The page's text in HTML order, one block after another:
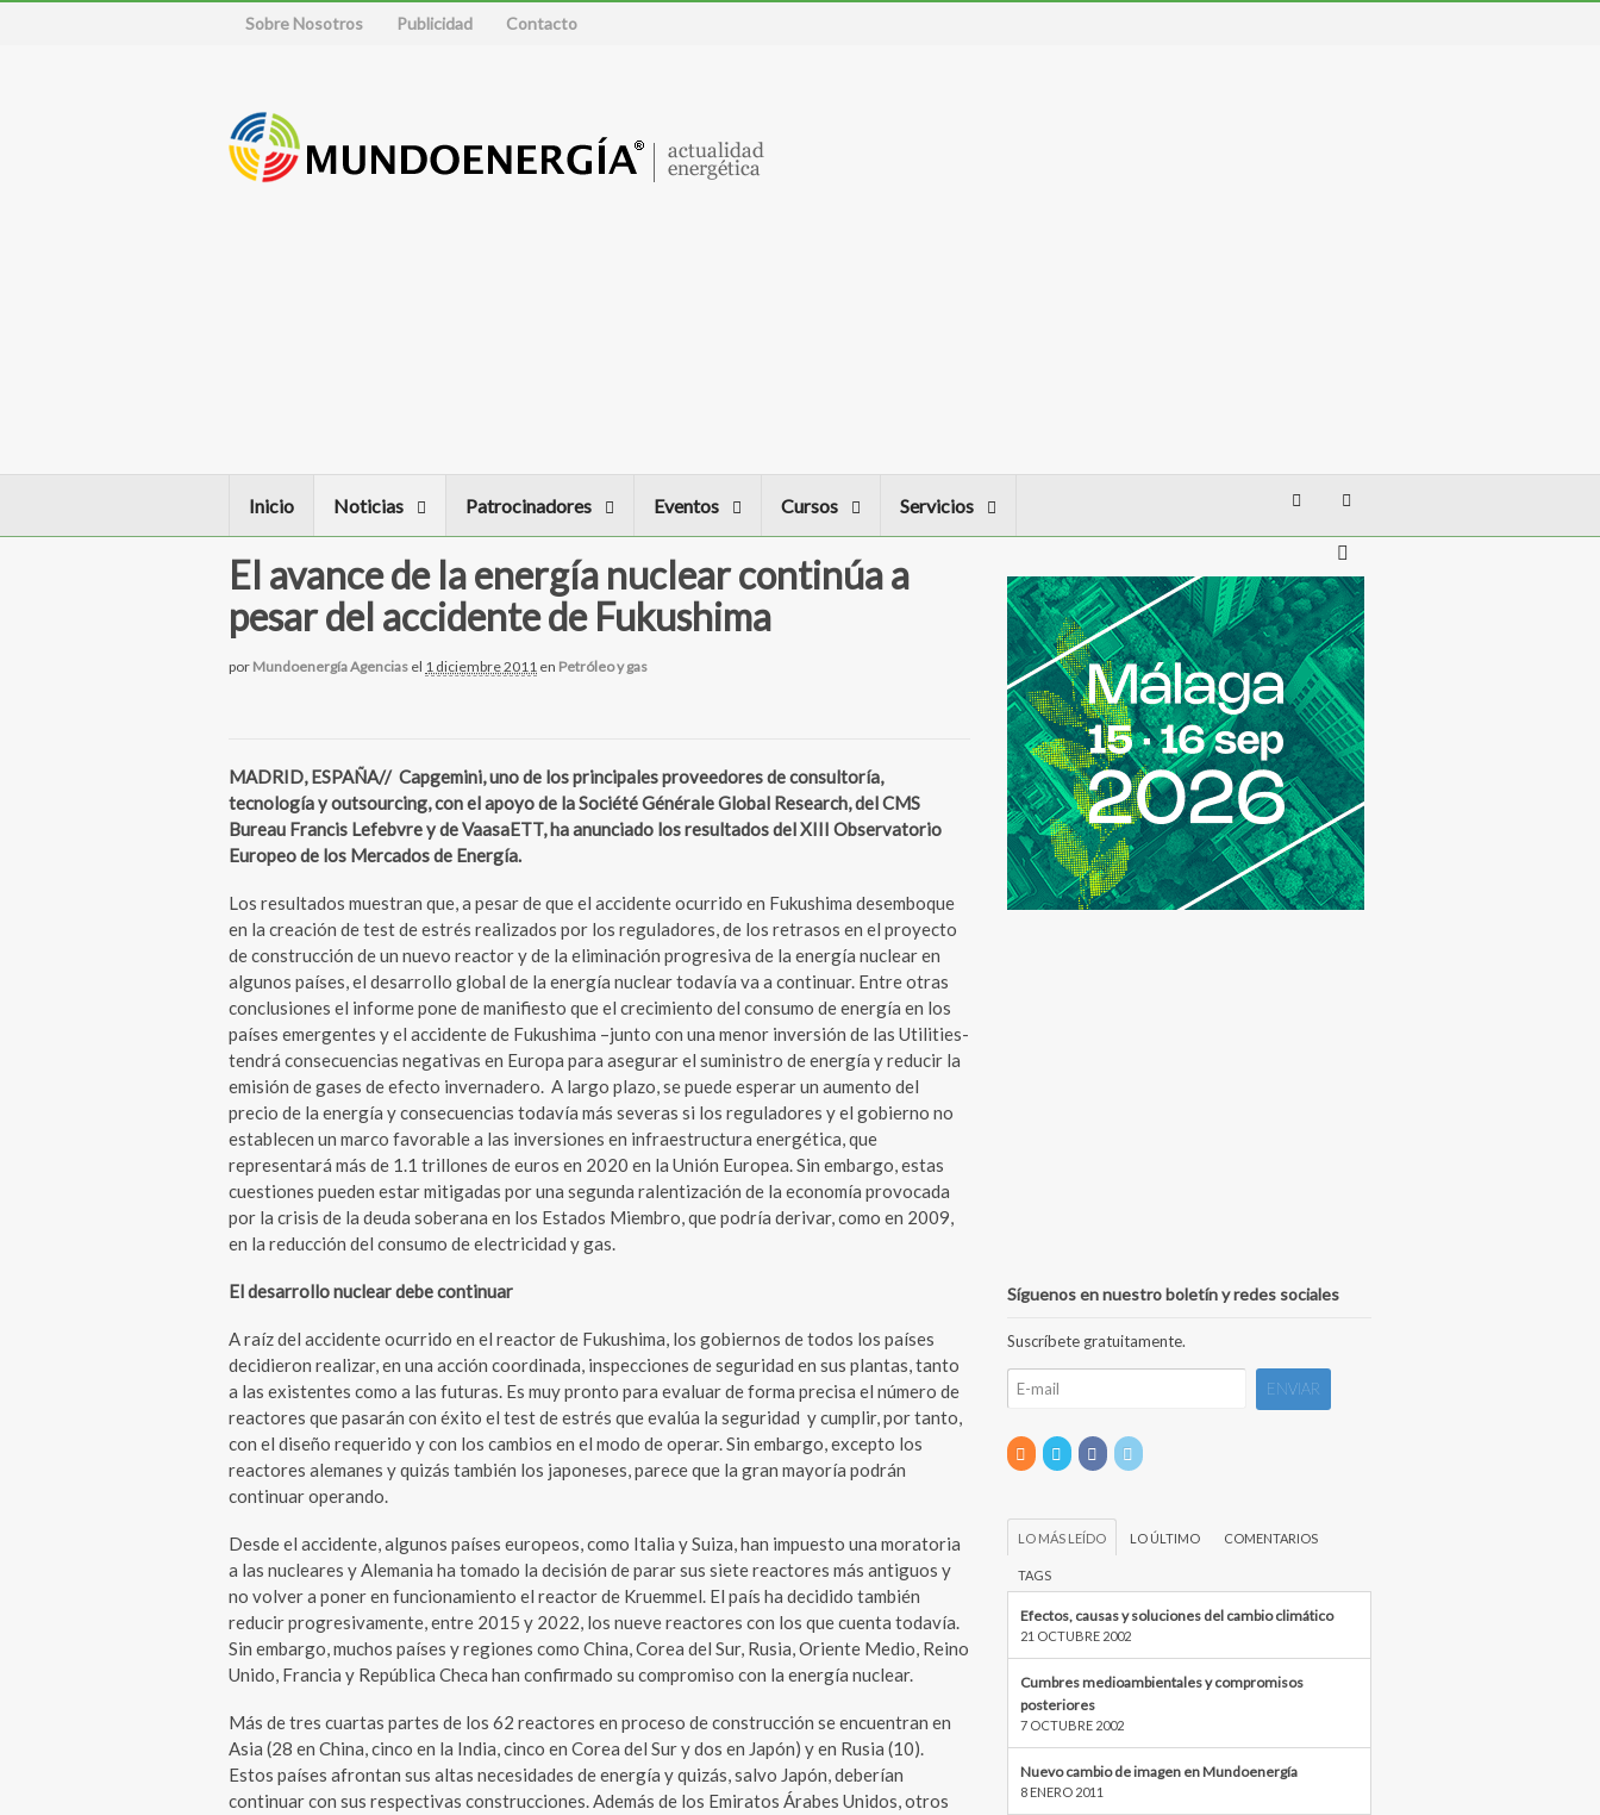
Sobre Nosotros Publicidad Contacto
Inicio Noticias Patrocinadores Eventos Cursos Servicios
El avance de la energía nuclear continúa a
pesar del accidente de Fukushima
por Mundoenergía Agencias el 1 diciembre 2011 en Petróleo y gas
MADRID, ESPAÑA// Capgemini, uno de los principales proveedores de consultoría,
tecnología y outsourcing, con el apoyo de la Société Générale Global Research, del CMS
Bureau Francis Lefebvre y de VaasaETT, ha anunciado los resultados del XIII Observatorio
Europeo de los Mercados de Energía.
Los resultados muestran que, a pesar de que el accidente ocurrido en Fukushima desemboque
en la creación de test de estrés realizados por los reguladores, de los retrasos en el proyecto
de construcción de un nuevo reactor y de la eliminación progresiva de la energía nuclear en
algunos países, el desarrollo global de la energía nuclear todavía va a continuar. Entre otras
conclusiones el informe pone de manifiesto que el crecimiento del consumo de energía en los
países emergentes y el accidente de Fukushima –junto con una menor inversión de las Utilities-
tendrá consecuencias negativas en Europa para asegurar el suministro de energía y reducir la
emisión de gases de efecto invernadero. A largo plazo, se puede esperar un aumento del
precio de la energía y consecuencias todavía más severas si los reguladores y el gobierno no
establecen un marco favorable a las inversiones en infraestructura energética, que
representará más de 1.1 trillones de euros en 2020 en la Unión Europea. Sin embargo, estas
cuestiones pueden estar mitigadas por una segunda ralentización de la economía provocada
por la crisis de la deuda soberana en los Estados Miembro, que podría derivar, como en 2009,
en la reducción del consumo de electricidad y gas.
El desarrollo nuclear debe continuar
A raíz del accidente ocurrido en el reactor de Fukushima, los gobiernos de todos los países
decidieron realizar, en una acción coordinada, inspecciones de seguridad en sus plantas, tanto
a las existentes como a las futuras. Es muy pronto para evaluar de forma precisa el número de
reactores que pasarán con éxito el test de estrés que evalúa la seguridad y cumplir, por tanto,
con el diseño requerido y con los cambios en el modo de operar. Sin embargo, excepto los
reactores alemanes y quizás también los japoneses, parece que la gran mayoría podrán
continuar operando.
Desde el accidente, algunos países europeos, como Italia y Suiza, han impuesto una moratoria
a las nucleares y Alemania ha tomado la decisión de parar sus siete reactores más antiguos y
no volver a poner en funcionamiento el reactor de Kruemmel. El país ha decidido también
reducir progresivamente, entre 2015 y 2022, los nueve reactores con los que cuenta todavía.
Sin embargo, muchos países y regiones como China, Corea del Sur, Rusia, Oriente Medio, Reino
Unido, Francia y República Checa han confirmado su compromiso con la energía nuclear.
Más de tres cuartas partes de los 62 reactores en proceso de construcción se encuentran en
Asia (28 en China, cinco en la India, cinco en Corea del Sur y dos en Japón) y en Rusia (10).
Estos países afrontan sus altas necesidades de energía y quizás, salvo Japón, deberían
continuar con sus respectivas construcciones. Además de los Emiratos Árabes Unidos, otros
Síguenos en nuestro boletín y redes sociales
Suscríbete gratuitamente.
LO MÁS LEÍDO LO ÚLTIMO COMENTARIOS
TAGS
Efectos, causas y soluciones del cambio climático
21 OCTUBRE 2002
Cumbres medioambientales y compromisos
posteriores
7 OCTUBRE 2002
Nuevo cambio de imagen en Mundoenergía
8 ENERO 2011